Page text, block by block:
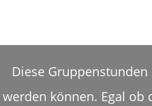
Diese
werden können. Egal ob